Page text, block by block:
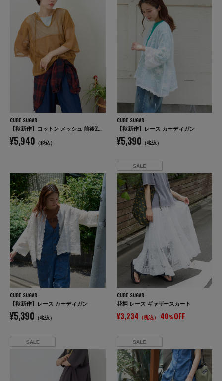
CUBE SUGAR
【秋新作】コットン メッシュ 前後2WAY 切替 プルオーバー
¥5,940 （税込）
CUBE SUGAR
【秋新作】レース カーディガン
¥5,390 （税込）
CUBE SUGAR
【秋新作】レース カーディガン
¥5,390 （税込）
SALE
CUBE SUGAR
花柄 レース ギャザースカート
¥3,234 （税込） 40%OFF
SALE SALE